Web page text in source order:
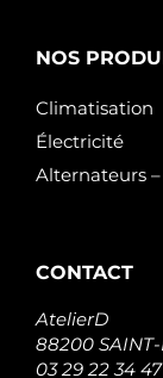
NOS
Climatisation
Électricité
Alternateurs
CONTACT
AtelierD
88200
03 29 22 34 47